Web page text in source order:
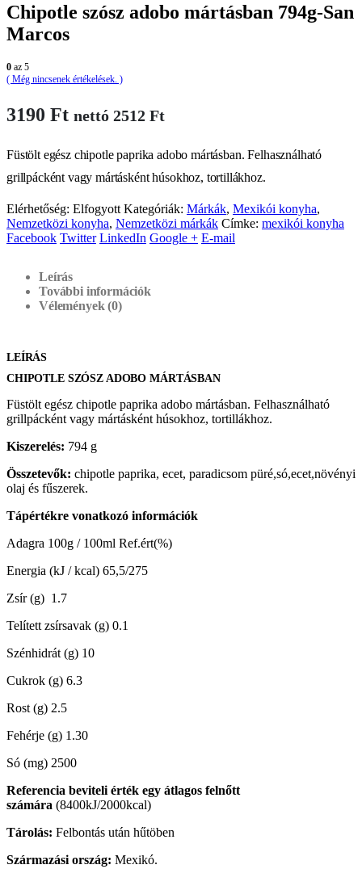
Chipotle szósz adobo mártásban 794g-San
Marcos
0 az 5
( Még nincsenek értékelések. )
3190 Ft nettó 2512 Ft
Füstölt egész chipotle paprika adobo mártásban. Felhasználható
grillpácként vagy mártásként húsokhoz, tortillákhoz.
Elérhetőség: Elfogyott Kategóriák: Márkák, Mexikói konyha,
Nemzetközi konyha, Nemzetközi márkák Címke: mexikói konyha
Facebook Twitter LinkedIn Google + E-mail
Leírás
További információk
Vélemények (0)
LEÍRÁS
CHIPOTLE SZÓSZ ADOBO MÁRTÁSBAN
Füstölt egész chipotle paprika adobo mártásban. Felhasználható
grillpácként vagy mártásként húsokhoz, tortillákhoz.
Kiszerelés: 794 g
Összetevők: chipotle paprika, ecet, paradicsom püré,só,ecet,növényi
olaj és fűszerek.
Tápértékre vonatkozó információk
Adagra 100g / 100ml Ref.ért(%)
Energia (kJ / kcal) 65,5/275
Zsír (g) 1.7
Telített zsírsavak (g) 0.1
Szénhidrát (g) 10
Cukrok (g) 6.3
Rost (g) 2.5
Fehérje (g) 1.30
Só (mg) 2500
Referencia beviteli érték egy átlagos felnőtt
számára (8400kJ/2000kcal)
Tárolás: Felbontás után hűtöben
Származási ország: Mexikó.